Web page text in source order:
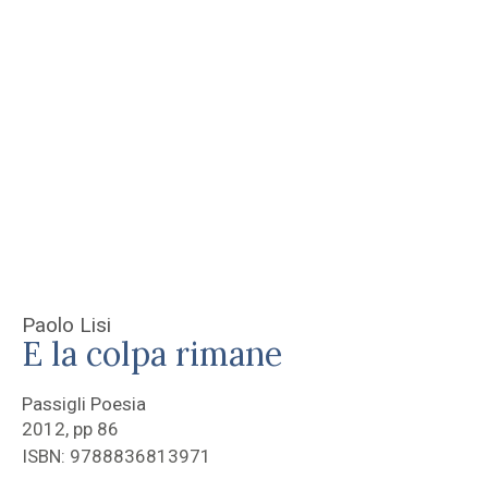
Paolo Lisi
E la colpa rimane
Passigli Poesia
2012, pp 86
ISBN: 9788836813971